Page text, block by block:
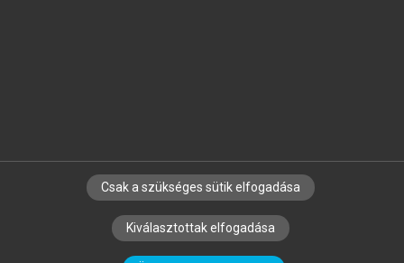
SZERZŐKNEK CÉGEKNEK KÖNYVTÁROSOKNAK
SZERKESZTÉSI ÉS LEKTORÁLÁSI ALAPELVEK
Csak a szükséges sütik elfogadása
Kiválasztottak elfogadása